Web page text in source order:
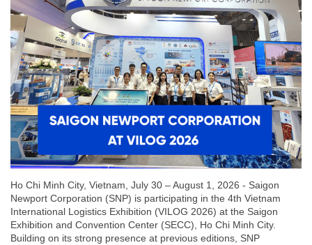
Ho Chi Minh City, Vietnam, July 30 – August 1, 2026 - Saigon
Newport Corporation (SNP) is participating in the 4th Vietnam
International Logistics Exhibition (VILOG 2026) at the Saigon
Exhibition and Convention Center (SECC), Ho Chi Minh City.
Building on its strong presence at previous editions, SNP